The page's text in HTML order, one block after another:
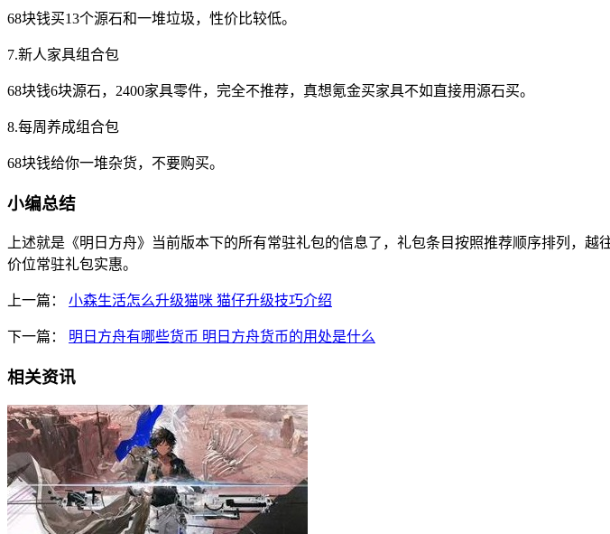
68块钱买13个源石和一堆垃圾，性价比较低。
7.新人家具组合包
68块钱6块源石，2400家具零件，完全不推荐，真想氪金买家具不如直接用源石买。
8.每周养成组合包
68块钱给你一堆杂货，不要购买。
小编总结
上述就是《明日方舟》当前版本下的所有常驻礼包的信息了，礼包条目按照推荐顺序排列，
价位常驻礼包实惠。
上一篇： 小森生活怎么升级猫咪 猫仔升级技巧介绍
下一篇： 明日方舟有哪些货币 明日方舟货币的用处是什么
相关资讯